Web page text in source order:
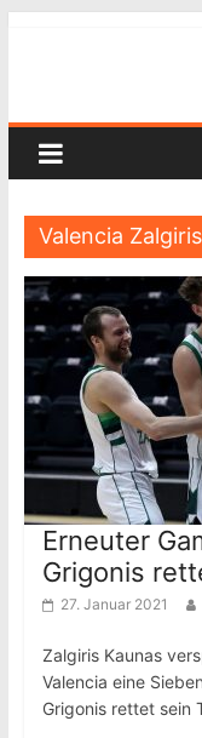
Valencia Zalgiris
Erneuter
Grigonis
27. Januar 2021
Zalgiris Kaunas
Valencia eine
Grigonis rettet sein